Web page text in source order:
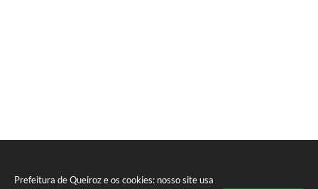
Prefeitura de Queiroz e os cookies: nosso site usa